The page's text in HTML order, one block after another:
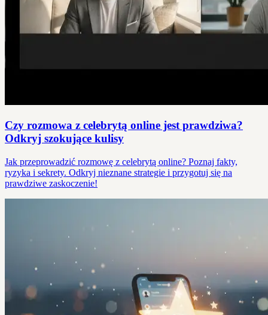
Czy rozmowa z celebrytą online jest prawdziwa?
Odkryj szokujące kulisy
Jak przeprowadzić rozmowę z celebrytą online? Poznaj fakty,
ryzyka i sekrety. Odkryj nieznane strategie i przygotuj się na
prawdziwe zaskoczenie!